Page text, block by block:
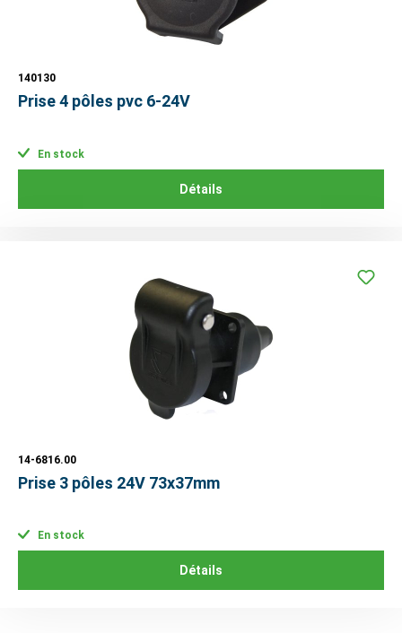
140130
Prise 4 pôles pvc 6-24V
En stock
Détails
14-6816.00
Prise 3 pôles 24V 73x37mm
En stock
Détails